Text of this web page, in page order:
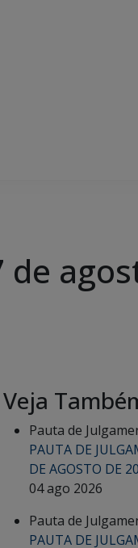
de
Veja
Pauta de
PAUTA DE
DE AGOSTO DE
04 ago 2026
Pauta de
PAUTA DE